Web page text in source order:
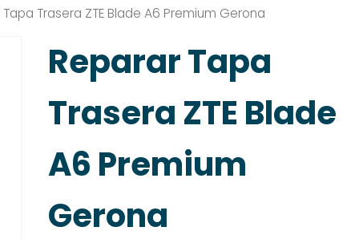
Trasera ZTE Blade A6 Premium Gerona
Reparar Tapa
Trasera ZTE Blade
A6 Premium
Gerona